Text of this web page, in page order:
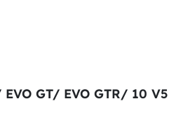
GT/ EVO GTR/ 10 V5